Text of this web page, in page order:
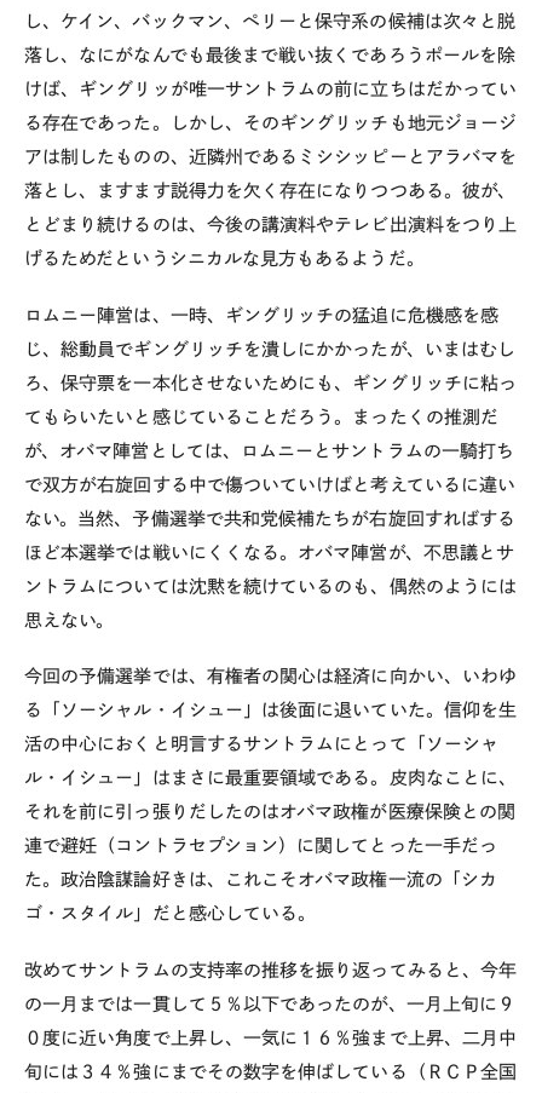
し、ケイン、バックマン、ペリーと保守系の候補は次々と脱
落し、なにがなんでも最後まで戦い抜くであろうポールを除
けば、ギングリッが唯一サントラムの前に立ちはだかってい
る存在であった。しかし、そのギングリッチも地元ジョージ
アは制したものの、近隣州であるミシシッピーとアラバマを
落とし、ますます説得力を欠く存在になりつつある。彼が、
とどまり続けるのは、今後の講演料やテレビ出演料をつり上
げるためだというシニカルな見方もあるようだ。
ロムニー陣営は、一時、ギングリッチの猛追に危機感を感
じ、総動員でギングリッチを潰しにかかったが、いまはむし
ろ、保守票を一本化させないためにも、ギングリッチに粘っ
てもらいたいと感じていることだろう。まったくの推測だ
が、オバマ陣営としては、ロムニーとサントラムの一騎打ち
で双方が右旋回する中で傷ついていけばと考えているに違い
ない。当然、予備選挙で共和党候補たちが右旋回すればする
ほど本選挙では戦いにくくなる。オバマ陣営が、不思議とサ
ントラムについては沈黙を続けているのも、偶然のようには
思えない。
今回の予備選挙では、有権者の関心は経済に向かい、いわゆ
る「ソーシャル・イシュー」は後面に退いていた。信仰を生
活の中心におくと明言するサントラムにとって「ソーシャ
ル・イシュー」はまさに最重要領域である。皮肉なことに、
それを前に引っ張りだしたのはオバマ政権が医療保険との関
連で避妊（コントラセプション）に関してとった一手だっ
た。政治陰謀論好きは、これこそオバマ政権一流の「シカ
ゴ・スタイル」だと感心している。
改めてサントラムの支持率の推移を振り返ってみると、今年
の一月までは一貫して５％以下であったのが、一月上旬に９
０度に近い角度で上昇し、一気に１６％強まで上昇、二月中
旬には３４％強にまでその数字を伸ばしている（ＲＣＰ全国